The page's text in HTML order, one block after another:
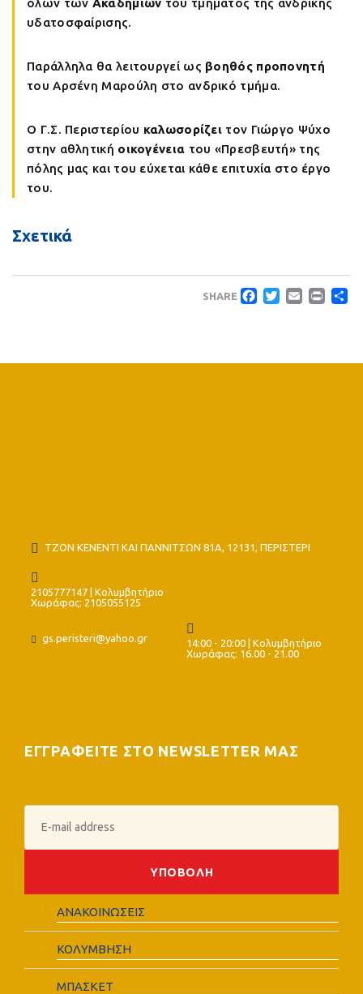
υδατοσφαίρισης.
Παράλληλα θα λειτουργεί ως βοηθός προπονητή
του Αρσένη Μαρούλη στο ανδρικό τμήμα.
Ο Γ.Σ. Περιστερίου καλωσορίζει τον Γιώργο Ψύχο
στην αθλητική οικογένεια του «Πρεσβευτή» της
πόλης μας και του εύχεται κάθε επιτυχία στο έργο
του.
Σχετικά
SHARE
ΤΖΟΝ ΚΕΝΕΝΤΙ ΚΑΙ ΓΙΑΝΝΙΤΣΩΝ 81Α, 12131, ΠΕΡΙΣΤΕΡΙ
2105777147 | Κολυμβητήριο
Χωράφας: 2105055125
gs.peristeri@yahoo.gr
14:00 - 20:00 | Κολυμβητήριο
Χωράφας: 16.00 - 21.00
ΕΓΓΡΑΦΕΙΤΕ ΣΤΟ NEWSLETTER ΜΑΣ
ΑΝΑΚΟΙΝΩΣΕΙΣ
ΚΟΛΥΜΒΗΣΗ
ΜΠΑΣΚΕΤ